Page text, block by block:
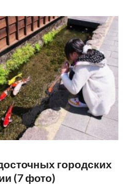
городских
(7 фото)